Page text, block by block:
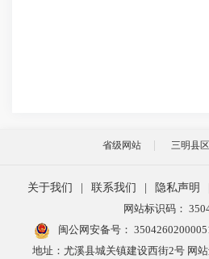
省级网站 三明县区
关于我们 联系我们 隐私声明
网站标识码：
闽公网安备号：
地址：尤溪县城关镇建设西街2号 网